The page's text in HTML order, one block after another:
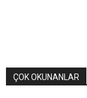
ÇOK OKUNANLAR